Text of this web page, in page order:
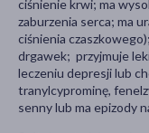
ciśnienie krwi; ma
zaburzenia serca; ma
ciśnienia
drgawek; przyjmuje
leczeniu depresji lub
tranylcyprominę,
senny lub ma epizody